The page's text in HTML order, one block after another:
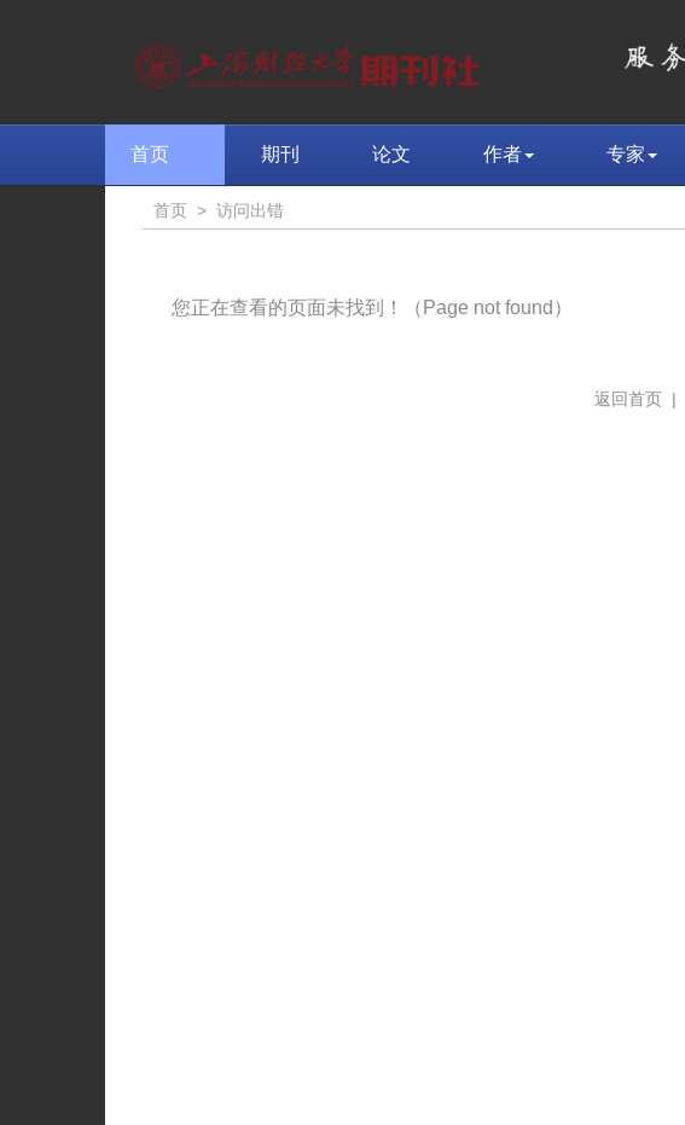
首页 期刊 论文 作者 专家
首页 > 访问出错
您正在查看的页面未找到！（Page not found）
返回首页|